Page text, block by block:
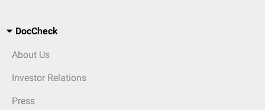
DocCheck
About Us
Investor Relations
Press